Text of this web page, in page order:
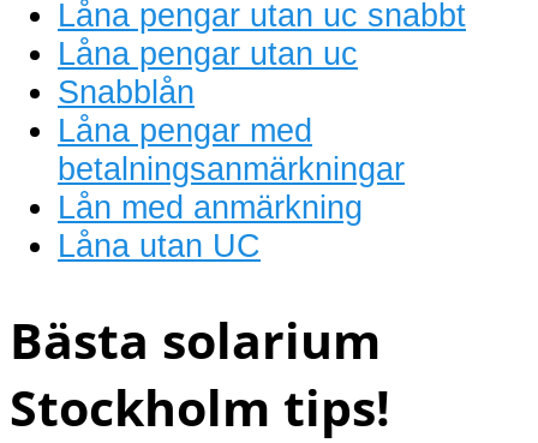
Låna pengar utan uc snabbt
Låna pengar utan uc
Snabblån
Låna pengar med
betalningsanmärkningar
Lån med anmärkning
Låna utan UC
Bästa solarium
Stockholm tips!